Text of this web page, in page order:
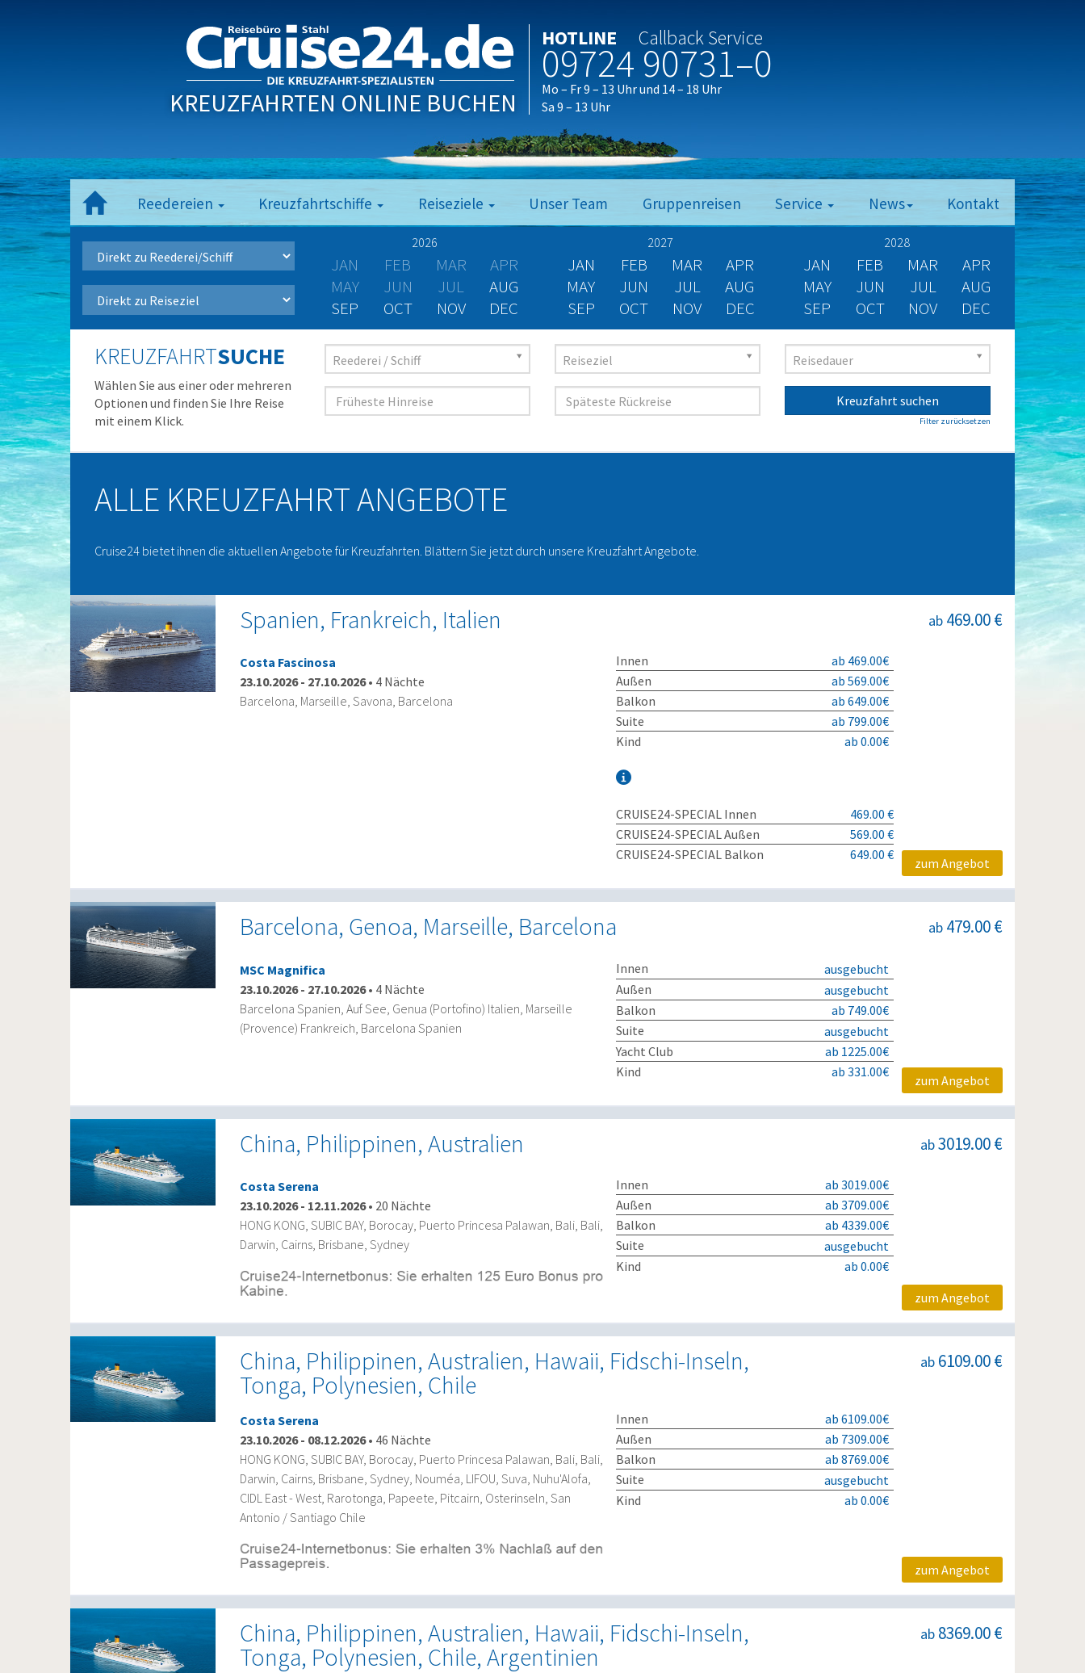
KREUZFAHRTEN ONLINE BUCHEN
HOTLINE Callback Service
09724 90731–0
Mo – Fr 9 – 13 Uhr und 14 – 18 Uhr
Sa 9 – 13 Uhr
Reedereien Kreuzfahrtschiffe Reiseziele Unser Team Gruppenreisen Service News Kontakt
2026
JAN FEB MAR
APR
MAY
JUN JUL
AUG
SEP
OCT NOV DEC
2027
JAN FEB MAR
APR
MAY
JUN JUL
AUG
SEP
OCT NOV DEC
2028
JAN FEB MAR
APR
MAY
JUN JUL
AUG
SEP
OCT NOV DEC
KREUZFAHRTSUCHE
Wählen Sie aus einer oder mehreren
Optionen und finden Sie Ihre Reise
mit einem Klick.
Reederei / Schiff Reiseziel Reisedauer
Kreuzfahrt suchen
Filter zurücksetzen
ALLE KREUZFAHRT ANGEBOTE
Cruise24 bietet ihnen die aktuellen Angebote für Kreuzfahrten. Blättern Sie jetzt durch unsere Kreuzfahrt Angebote.
Spanien, Frankreich, Italien ab 469.00 €
Costa Fascinosa
23.10.2026- 27.10.2026• 4 Nächte
Barcelona, Marseille, Savona, Barcelona
Innen
ab 469.00€
Außen
ab 569.00€
Balkon
ab 649.00€
Suite
ab 799.00€
Kind
ab 0.00€
CRUISE24-SPECIAL Innen
469.00 €
CRUISE24-SPECIAL Außen
569.00 €
CRUISE24-SPECIAL Balkon
649.00 €
zum Angebot
Barcelona, Genoa, Marseille, Barcelona ab 479.00 €
MSC Magnifica
23.10.2026- 27.10.2026• 4 Nächte
Barcelona Spanien, Auf See, Genua (Portofino) Italien, Marseille
(Provence) Frankreich, Barcelona Spanien
Innen
ausgebucht
Außen
ausgebucht
Balkon
ab 749.00€
Suite
ausgebucht
Yacht Club
ab 1225.00€
Kind
ab 331.00€
zum Angebot
China, Philippinen, Australien ab3019.00 €
Costa Serena
23.10.2026- 12.11.2026• 20 Nächte
HONG KONG, SUBIC BAY, Borocay, Puerto Princesa Palawan, Bali, Bali,
Darwin, Cairns, Brisbane, Sydney
Innen
ab 3019.00€
Außen
ab 3709.00€
Balkon
ab 4339.00€
Suite
ausgebucht
Kind
ab 0.00€
zum Angebot
China, Philippinen, Australien, Hawaii, Fidschi-Inseln,
Tonga, Polynesien, Chile
ab 6109.00 €
Costa Serena
23.10.2026- 08.12.2026• 46 Nächte
HONG KONG, SUBIC BAY, Borocay, Puerto Princesa Palawan, Bali, Bali,
Darwin, Cairns, Brisbane, Sydney, Nouméa, LIFOU, Suva, Nuhu'Alofa,
CIDL East - West, Rarotonga, Papeete, Pitcairn, Osterinseln, San
Antonio / Santiago Chile
Innen
ab 6109.00€
Außen
ab 7309.00€
Balkon
ab 8769.00€
Suite
ausgebucht
Kind
ab 0.00€
zum Angebot
China, Philippinen, Australien, Hawaii, Fidschi-Inseln,
Tonga, Polynesien, Chile, Argentinien
ab 8369.00 €